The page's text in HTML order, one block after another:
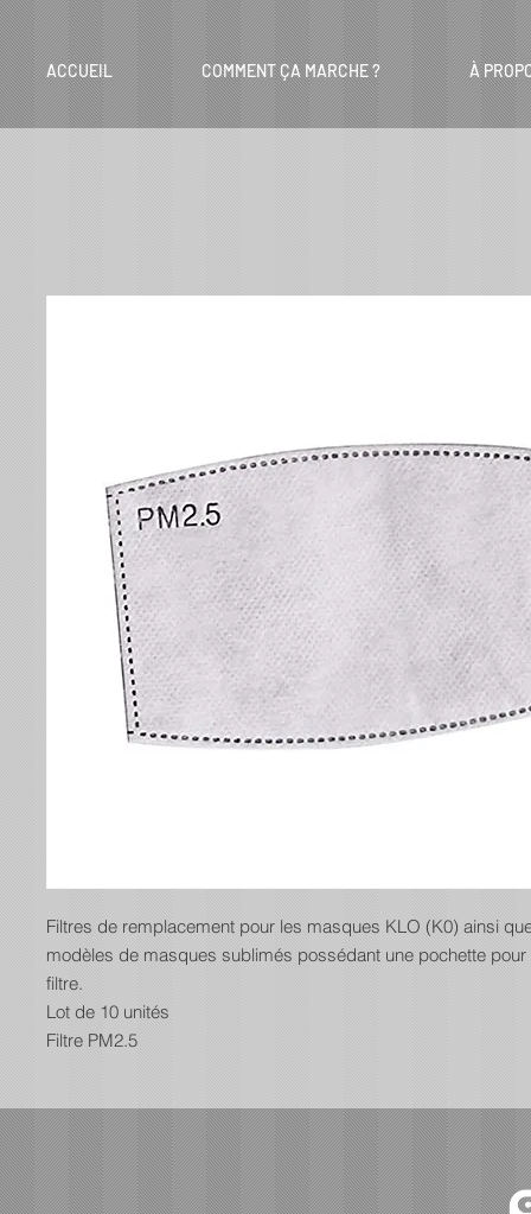
ACCUEIL COMMENT ÇA MARCHE ? À
Filtres de remplacement pour les masques KLO (K0) ainsi
modèles de masques sublimés possédant une pochette pour
filtre.
Lot de 10 unités
Filtre PM2.5